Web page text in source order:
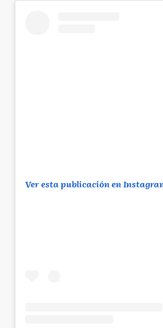
Ver esta publicación en